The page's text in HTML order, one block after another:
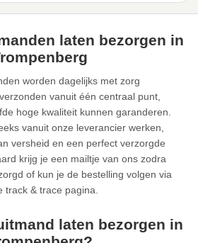
laten bezorgen in
worden dagelijks met zorg
vanuit één centraal punt,
hoge kwaliteit kunnen garanderen.
vanuit onze leverancier werken,
versheid en een perfect verzorgde
krijg je een mailtje van ons zodra
of kun je de bestelling volgen via
track & trace pagina.
laten bezorgen in